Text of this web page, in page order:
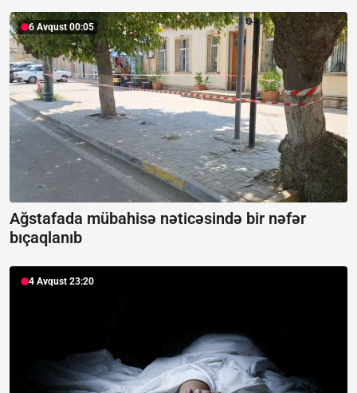
6 Avqust 00:05
Ağstafada mübahisə nəticəsində bir nəfər
bıçaqlanıb
4 Avqust 23:20